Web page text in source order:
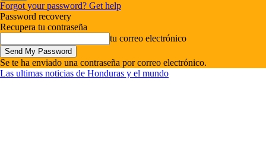
Forgot your password? Get help
Password recovery
Recupera tu contraseña
tu correo electrónico
Se te ha enviado una contraseña por correo electrónico.
Las ultimas noticias de Honduras y el mundo